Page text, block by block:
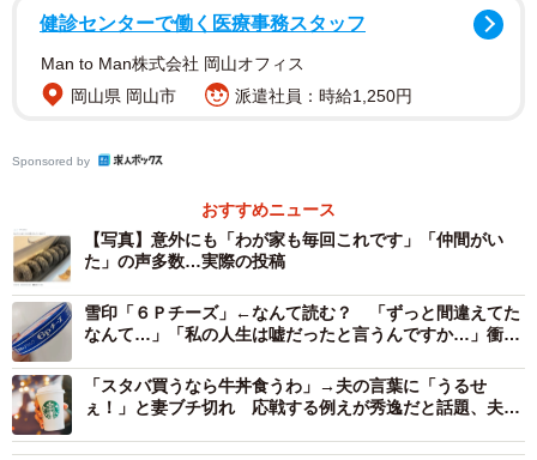
www」「笑った」「店員さんもびっくりしたのでは」「部
活の差し入れ」といった反応が寄せられた一方、意外にも
「わが家も毎回これです」「やるやる」「余裕でやります
よ」「仲間がいた」「何がだめだか分からない」「最高の
ミスタードーナツのココナツチョコレートは、1971年4
月に発売されたロングセラー商品。味は「しっとり濃厚な
チョコレート生地にシャリシャリのココナツをトッピン
グ」（公式サイトから）。発売当時は1個40円。現在の価格
はテイクアウト162円、イートイン165円（いずれも税
込）。
健診センターで働く医療事務スタッフ
Man to Man株式会社 岡山オフィス
岡山県 岡山市
派遣社員：時給1,250円
Sponsored by
おすすめニュース
【写真】意外にも「わが家も毎回これです」「仲間がい
た」の声多数…実際の投稿
雪印「６Ｐチーズ」←なんて読む？ 「ずっと間違えてた
なんて…」「私の人生は嘘だったと言うんですか…」衝撃
「スタバ買うなら牛丼食うわ」→夫の言葉に「うるせ
ぇ！」と妻ブチ切れ 応戦する例えが秀逸だと話題、夫も